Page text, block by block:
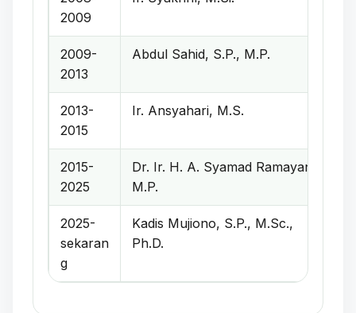
2009
2009-
2013
Abdul Sahid, S.P., M.P.
2013-
2015
Ir. Ansyahari, M.S.
2015-
2025
Dr. Ir. H. A. Syamad Ramayana,
M.P.
2025-
sekaran
g
Kadis Mujiono, S.P., M.Sc.,
Ph.D.